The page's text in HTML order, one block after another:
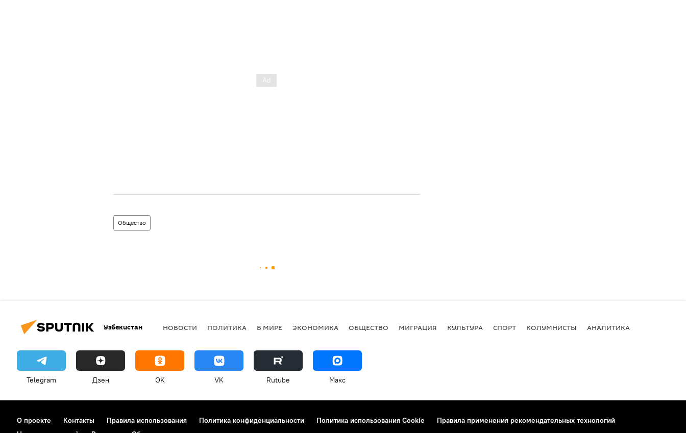
Общество
Узбекистан НОВОСТИ ПОЛИТИКА В МИРЕ ЭКОНОМИКА ОБЩЕСТВО МИГРАЦИЯ КУЛЬТУРА СПОРТ КОЛУМНИСТЫ АНАЛИТИКА
Telegram Дзен OK VK Rutube Макс
О проекте Контакты Правила использования Политика конфиденциальности Политика использования Cookie
Правила применения рекомендательных технологий